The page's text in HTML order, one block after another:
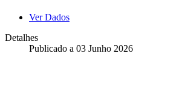
Ver Dados
Detalhes
Publicado a 03 Junho 2026